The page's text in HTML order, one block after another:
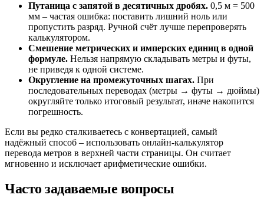
Путаница с запятой в десятичных дробях. 0,5 м = 500
мм – частая ошибка: поставить лишний ноль или
пропустить разряд. Ручной счёт лучше перепроверять
калькулятором.
Смешение метрических и имперских единиц в одной
формуле. Нельзя напрямую складывать метры и футы,
не приведя к одной системе.
Округление на промежуточных шагах. При
последовательных переводах (метры → футы → дюймы)
округляйте только итоговый результат, иначе накопится
погрешность.
Если вы редко сталкиваетесь с конвертацией, самый
надёжный способ – использовать онлайн-калькулятор
перевода метров в верхней части страницы. Он считает
мгновенно и исключает арифметические ошибки.
Часто задаваемые вопросы